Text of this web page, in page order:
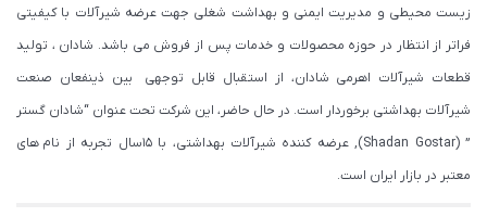
زیست محیطی و مدیریت ایمنی و بهداشت شغلی جهت عرضه شیرآلات با کیفیتی
فراتر از انتظار در حوزه محصولات و خدمات پس از فروش می باشد. شادان ، تولید
قطعات شیرآلات اهرمی شادان، از استقبال قابل توجهی بین ذینفعان صنعت
شیرآلات بهداشتی برخوردار است. در حال حاضر، این شرکت تحت عنوان “شادان گستر
” (Shadan Gostar), عرضه کننده شیرآلات بهداشتی، با ۱۵سال تجربه از نام های
معتبر در بازار ایران است.